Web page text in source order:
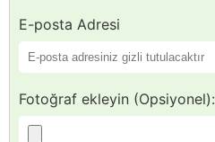
E-posta Adresi
Fotoğraf ekleyin (Opsiyonel):